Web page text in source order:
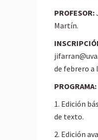
PROFESOR:
Martín.
de febrero a
PROGRAMA:
1. Edición
de texto.
2. Edición